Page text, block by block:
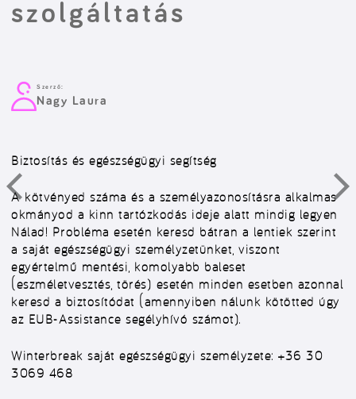
szolgáltatás
Szerző:
Nagy Laura
Biztosítás és egészségügyi segítség
A kötvényed száma és a személyazonosításra alkalmas
okmányod a kinn tartózkodás ideje alatt mindig legyen
Nálad! Probléma esetén keresd bátran a lentiek szerint
a saját egészségügyi személyzetünket, viszont
egyértelmű mentési, komolyabb baleset
(eszméletvesztés, törés) esetén minden esetben azonnal
keresd a biztosítódat (amennyiben nálunk kötötted úgy
az EUB-Assistance segélyhívó számot).
Winterbreak saját egészségügyi személyzete: +36 30
3069 468